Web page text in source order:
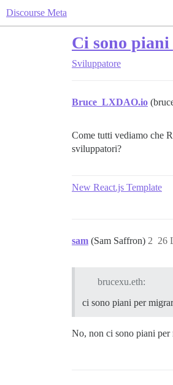
Discourse Meta
Ci sono piani
Sviluppatore
Bruce_LXDAO.io
Come tutti vediamo che
sviluppatori?
New React.js Template
sam (Sam Saffron) 26
2
brucexu.eth:
ci sono piani per
No, non ci sono piani per